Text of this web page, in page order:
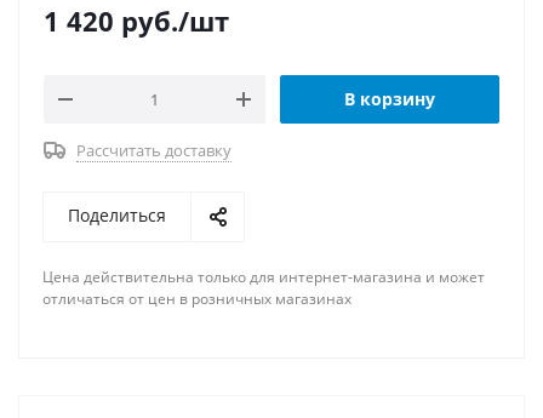
1 420 руб./шт
В корзину
Рассчитать доставку
Поделиться
Цена действительна только для интернет-магазина и может
отличаться от цен в розничных магазинах